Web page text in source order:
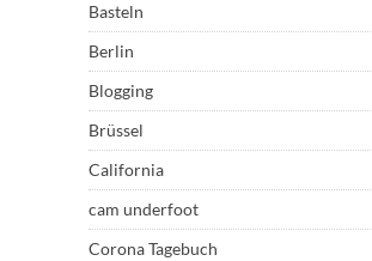
Basteln
Berlin
Blogging
Brüssel
California
cam underfoot
Corona Tagebuch